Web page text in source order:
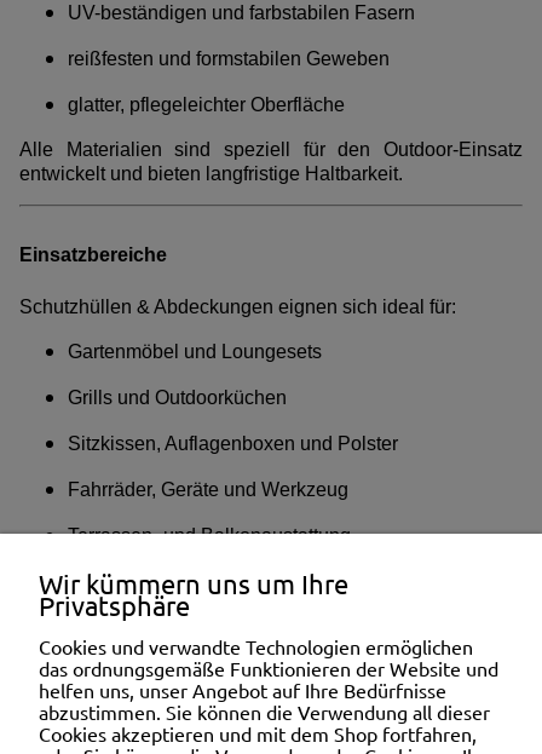
UV-beständigen und farbstabilen Fasern
reißfesten und formstabilen Geweben
glatter, pflegeleichter Oberfläche
Alle Materialien sind speziell für den Outdoor-Einsatz
entwickelt und bieten langfristige Haltbarkeit.
Einsatzbereiche
Schutzhüllen & Abdeckungen eignen sich ideal für:
Gartenmöbel und Loungesets
Grills und Outdoorküchen
Sitzkissen, Auflagenboxen und Polster
Fahrräder, Geräte und Werkzeug
Terrassen- und Balkonaustattung
Poolzubehör und Hobbyflächen
Sie sichern Ihre Outdoor-Ausstattung zuverlässig gegen
Witterungseinflüsse und erhöhen deren Nutzungsdauer.
INFORMATION
Wir kümmern uns um Ihre
Privatsphäre
Cookies und verwandte Technologien ermöglichen
das ordnungsgemäße Funktionieren der Website und
helfen uns, unser Angebot auf Ihre Bedürfnisse
abzustimmen. Sie können die Verwendung all dieser
Cookies akzeptieren und mit dem Shop fortfahren,